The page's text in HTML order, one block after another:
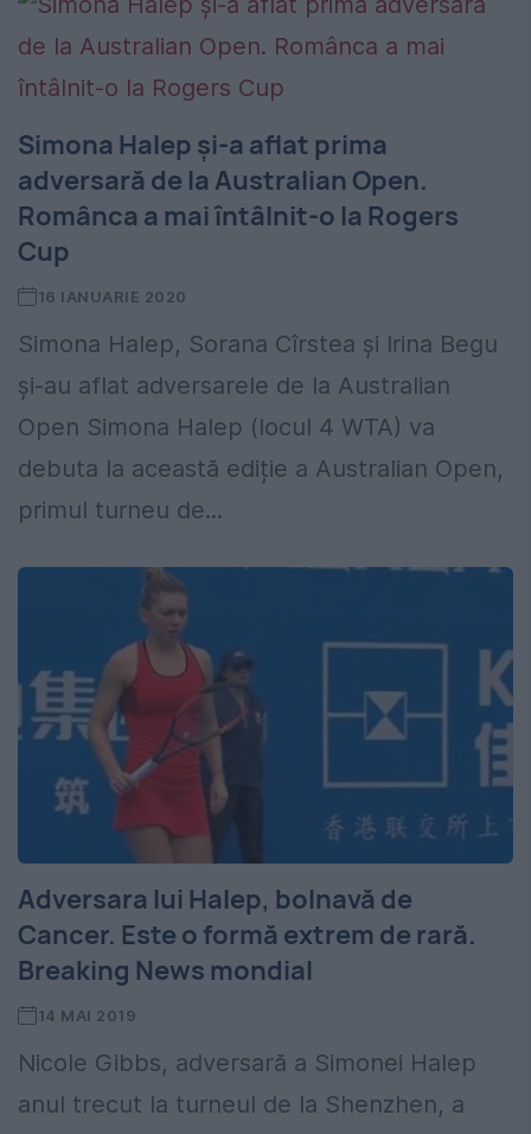
Simona Halep și-a aflat prima
adversară de la Australian Open.
Românca a mai întâlnit-o la Rogers
Cup
16 IANUARIE 2020
Simona Halep, Sorana Cîrstea și Irina Begu
și-au aflat adversarele de la Australian
Open Simona Halep (locul 4 WTA) va
debuta la această ediție a Australian Open,
primul turneu de...
Adversara lui Halep, bolnavă de
Cancer. Este o formă extrem de rară.
Breaking News mondial
14 MAI 2019
Nicole Gibbs, adversară a Simonei Halep
anul trecut la turneul de la Shenzhen, a